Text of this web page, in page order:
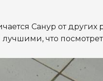
Санур от других
лучшими, что